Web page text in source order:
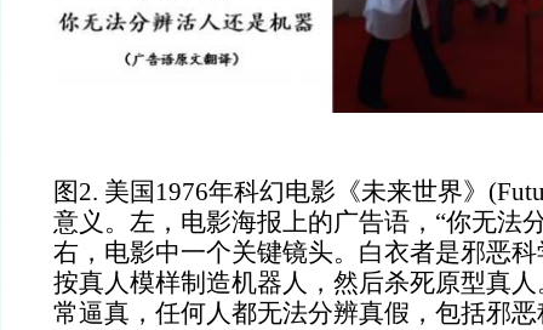
图 2. 美国1976年科幻电影《未来世界》
意义。左，电影海报上的广告语，“你无法
右，电影中一个关键镜头。白衣者是邪恶
按真人模样制造机器人，然后杀死原型真
常逼真，任何人都无法分辨真假，包括邪